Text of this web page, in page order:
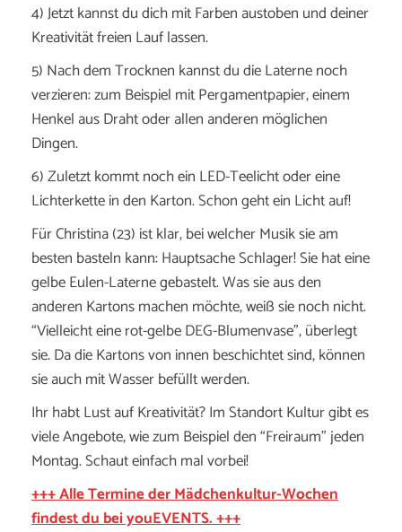
4) Jetzt kannst du dich mit Farben austoben und deiner
Kreativität freien Lauf lassen.
5) Nach dem Trocknen kannst du die Laterne noch
verzieren: zum Beispiel mit Pergamentpapier, einem
Henkel aus Draht oder allen anderen möglichen
Dingen.
6) Zuletzt kommt noch ein LED-Teelicht oder eine
Lichterkette in den Karton. Schon geht ein Licht auf!
Für Christina (23) ist klar, bei welcher Musik sie am
besten basteln kann: Hauptsache Schlager! Sie hat eine
gelbe Eulen-Laterne gebastelt. Was sie aus den
anderen Kartons machen möchte, weiß sie noch nicht.
“Vielleicht eine rot-gelbe DEG-Blumenvase”, überlegt
sie. Da die Kartons von innen beschichtet sind, können
sie auch mit Wasser befüllt werden.
Ihr habt Lust auf Kreativität? Im Standort Kultur gibt es
viele Angebote, wie zum Beispiel den “Freiraum” jeden
Montag. Schaut einfach mal vorbei!
+++ Alle Termine der Mädchenkultur-Wochen
findest du bei youEVENTS. +++